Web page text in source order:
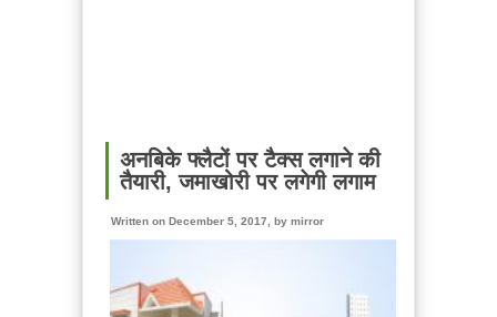
अनबिके फ्लैटों पर टैक्स लगाने की
तैयारी, जमाखोरी पर लगेगी लगाम
Written on December 5, 2017, by mirror